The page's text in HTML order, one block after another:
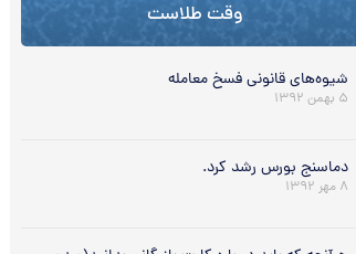
وقت طلاست
شیوه‌های قانونی فسخ معامله
۵ بهمن ۱۳۹۲
دماسنج بورس رشد کرد.
۸ مهر ۱۳۹۲